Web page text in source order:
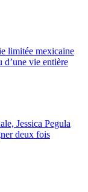
limitée mexicaine
d’une vie entière
Jessica Pegula
deux fois